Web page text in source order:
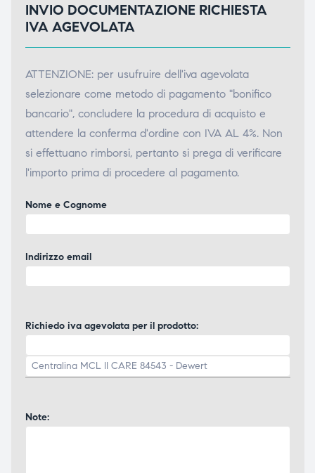
INVIO DOCUMENTAZIONE RICHIESTA
IVA AGEVOLATA
ATTENZIONE: per usufruire dell'iva agevolata
selezionare come metodo di pagamento "bonifico
bancario", concludere la procedura di acquisto e
attendere la conferma d'ordine con IVA AL 4%. Non
si effettuano rimborsi, pertanto si prega di verificare
l'importo prima di procedere al pagamento.
Nome e Cognome
Indirizzo email
Richiedo iva agevolata per il prodotto:
Note: